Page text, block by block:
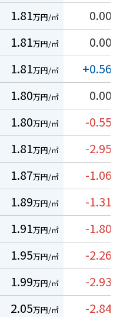
1.81万円/㎡ 0.00
1.81万円/㎡ 0.00
1.81万円/㎡ +0.56
1.80万円/㎡ 0.00
1.80万円/㎡ -0.55
1.81万円/㎡ -2.95
1.87万円/㎡ -1.06
1.89万円/㎡ -1.31
1.91万円/㎡ -1.80
1.95万円/㎡ -2.26
1.99万円/㎡ -2.93
2.05万円/㎡ -2.84